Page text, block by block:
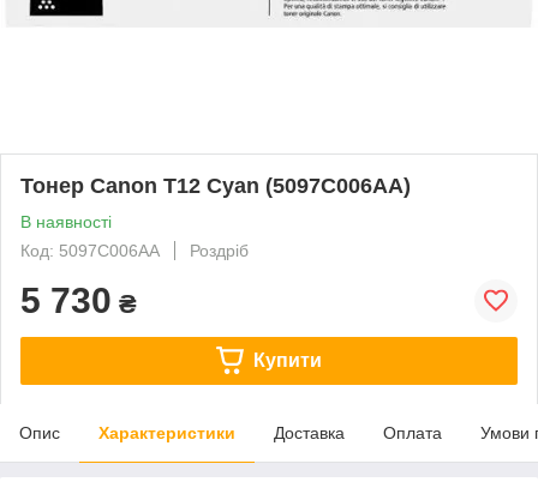
Тонер Canon T12 Cyan (5097C006AA)
В наявності
Код: 5097C006AA
Роздріб
5 730 ₴
Купити
Опис Характеристики Доставка Оплата Умови